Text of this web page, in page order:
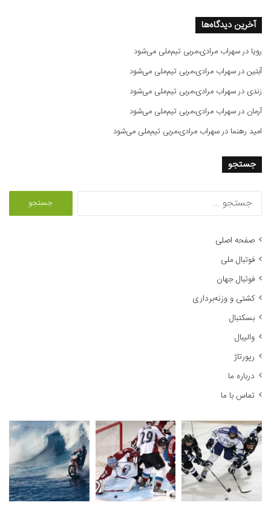
آخرین دیدگاه‌ها
رویا درسهراب مرادی،مربی تیم‌ملی می‌شود
آبتیندرسهراب مرادی،مربی تیم‌ملی می‌شود
زندی درسهراب مرادی،مربی تیم‌ملی می‌شود
آرمان درسهراب مرادی،مربی تیم‌ملی می‌شود
امید رهنما درسهراب مرادی،مربی تیم‌ملی می‌شود
جستجو
صفحه اصلی
فوتبال ملی
فوتبال جهان
کشتی و وزنه‌برداری
بسکتبال
والیبال
رپورتاژ
درباره ما
تماس با ما